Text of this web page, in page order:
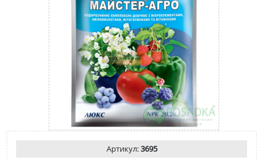
Артикул:3695